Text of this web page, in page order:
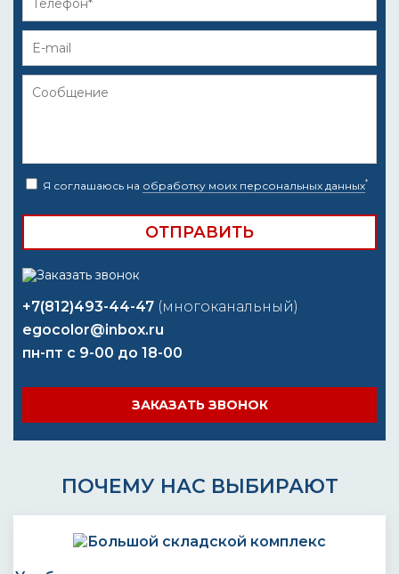
Я соглашаюсь на обработку моих персональных данных*
+7(812)493-44-47 (многоканальный)
egocolor@inbox.ru
пн-пт с 9-00 до 18-00
ЗАКАЗАТЬ ЗВОНОК
ПОЧЕМУ НАС ВЫБИРАЮТ